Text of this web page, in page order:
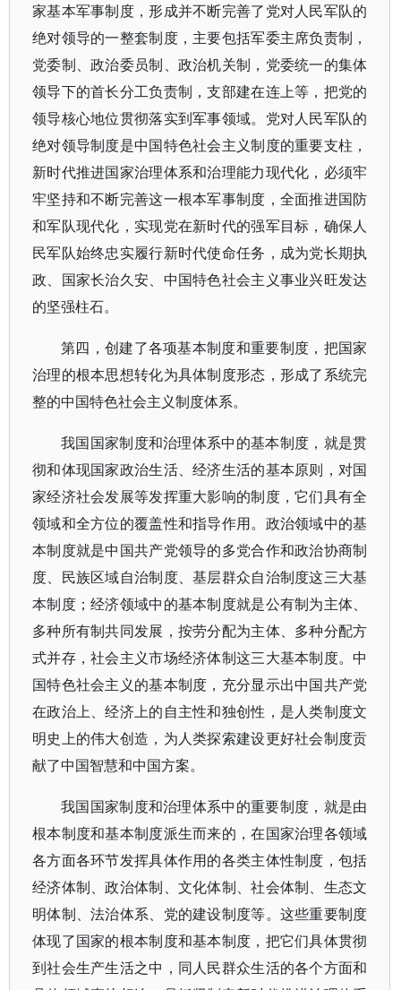
家基本军事制度，形成并不断完善了党对人民军队的
绝对领导的一整套制度，主要包括军委主席负责制，
党委制、政治委员制、政治机关制，党委统一的集体
领导下的首长分工负责制，支部建在连上等，把党的
领导核心地位贯彻落实到军事领域。党对人民军队的
绝对领导制度是中国特色社会主义制度的重要支柱，
新时代推进国家治理体系和治理能力现代化，必须牢
牢坚持和不断完善这一根本军事制度，全面推进国防
和军队现代化，实现党在新时代的强军目标，确保人
民军队始终忠实履行新时代使命任务，成为党长期执
政、国家长治久安、中国特色社会主义事业兴旺发达
的坚强柱石。
第四，创建了各项基本制度和重要制度，把国家
治理的根本思想转化为具体制度形态，形成了系统完
整的中国特色社会主义制度体系。
我国国家制度和治理体系中的基本制度，就是贯
彻和体现国家政治生活、经济生活的基本原则，对国
家经济社会发展等发挥重大影响的制度，它们具有全
领域和全方位的覆盖性和指导作用。政治领域中的基
本制度就是中国共产党领导的多党合作和政治协商制
度、民族区域自治制度、基层群众自治制度这三大基
本制度；经济领域中的基本制度就是公有制为主体、
多种所有制共同发展，按劳分配为主体、多种分配方
式并存，社会主义市场经济体制这三大基本制度。中
国特色社会主义的基本制度，充分显示出中国共产党
在政治上、经济上的自主性和独创性，是人类制度文
明史上的伟大创造，为人类探索建设更好社会制度贡
献了中国智慧和中国方案。
我国国家制度和治理体系中的重要制度，就是由
根本制度和基本制度派生而来的，在国家治理各领域
各方面各环节发挥具体作用的各类主体性制度，包括
经济体制、政治体制、文化体制、社会体制、生态文
明体制、法治体系、党的建设制度等。这些重要制度
体现了国家的根本制度和基本制度，把它们具体贯彻
到社会生产生活之中，同人民群众生活的各个方面和